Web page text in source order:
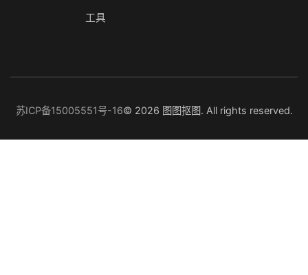
工具
苏ICP备15005551号-16© 2026 图图抠图. All rights reserved.